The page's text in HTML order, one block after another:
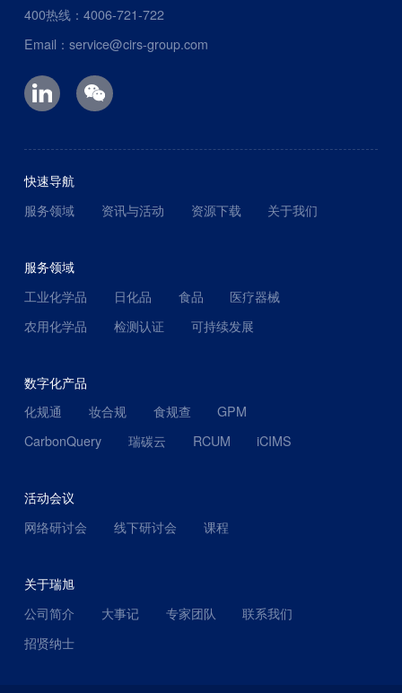
400热线：4006-721-722
Email：service@cirs-group.com
快速导航
服务领域
资讯与活动 资源下载 关于我们
服务领域
工业化学品
日化品 食品
医疗器械
农用化学品
检测认证 可持续发展
数字化产品
化规通
妆合规 食规查
GPM
CarbonQuery
瑞碳云 RCUM iCIMS
活动会议
网络研讨会
线下研讨会 课程
关于瑞旭
公司简介
大事记 专家团队
联系我们
招贤纳士